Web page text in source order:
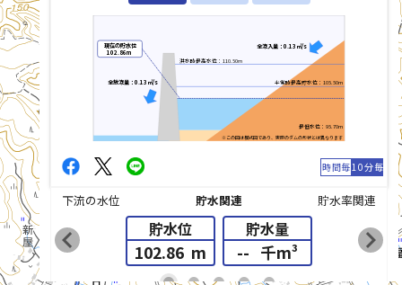
飯田川(いいだかわ)
list_alt
※この図は模式図であり、実際のダムの形状とは異なります
洪水時最高水位：110.50m
平常時最高貯水位：105.50m
最低水位：95.70m
現在の貯水位
102.86m
全流入量：0.13㎥/s
全放流量：0.13㎥/s
時間毎10分毎
下流の水位 貯水関連 貯水率関連
貯水位
102.86 m
貯水量
-- 千m³
chevron_left chevron_right